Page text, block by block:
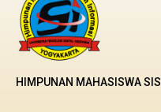
HIMPUNAN MAHASISWA